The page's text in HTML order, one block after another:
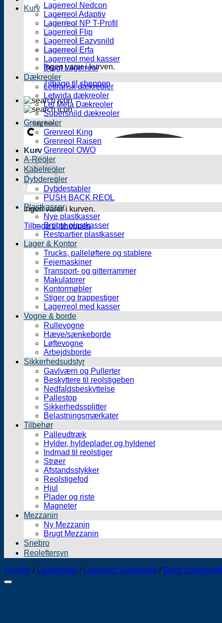
Kurv
Ingen varer i kurven.
Tilbage til shoppen
Kurv
Ingen varer i kurven.
Tilbage til shoppen
Lagerreol Nedcon
Lagerreol Adaptiv
Lagerreol NP T-Profil
Lagerreol Flip
Lagerreol Eazysnild
Lagerreol Erfa
Lagerreol med kasser
Brugt Lagerreol
Dækreoler
Letfransk dækreoler
Letwida dækreoler
Let Meta Dækreoler
Supersnild dækreoler
Grenreoler
Grenreol King
Grenreol Raisen
Grenreol OWO
A-Reoler
Kabelreoler
Dybdereoler
Dybdestabler
PUSH BACK REOL
Plastkasser
Nye plastkasser
Brugte plastkasser
Restpartier plastkasser
Lager & Kontor
Trucks, palleløftere og stablere
Fejemaskiner
Transport- og gitterrammer
Makulatorer
Kontormøbler
Stiger og trappestiger
Lagerreol med kasser
Vogne & borde
Rullevogne
Hæve/sænkeborde
Løftevogne
Arbejdsborde
Sikkerhedsudstyr
Gavlværn og Pullerter
Beskyttere til reolstigeben
Nedfaldsbeskyttelse
Pallestop
Sikkerhedssplitter
Belastningsmærkater
Tilbehør
Palleudtræk
Hylder, hyldeplader og hyldenet
Indmad til reolstiger
Strøer
Afstandsstykker
Reolstigefod
Hjul
Plader og riste
Magneter
Mezzanin
Ny Mezzanin
Brugt Mezzanin
Snebro
Reoleftersyn
Forside / Lagerreoler / Lagerreol Supersnild / Brugt Supersnild